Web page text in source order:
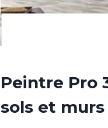
Peintre Pro
sols et